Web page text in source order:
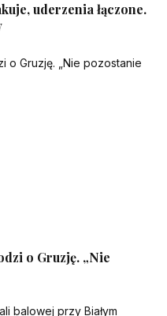
uderzenia łączone.
o Gruzję. „Nie